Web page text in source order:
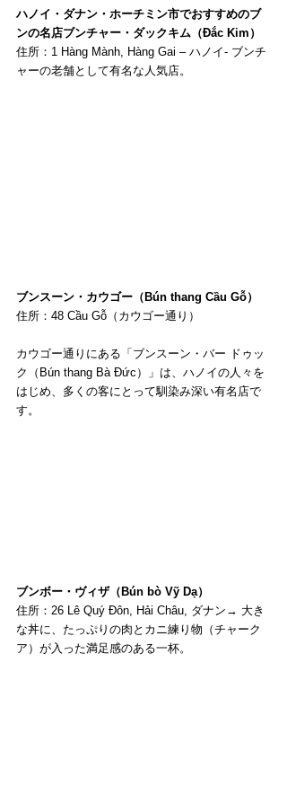
ハノイ・ダナン・ホーチミン市でおすすめのブ
ンの名店ブンチャー・ダックキム（Đắc Kim）
住所：1 Hàng Mành, Hàng Gai – ハノイ- ブンチ
ャーの老舗として有名な人気店。
ブンスーン・カウゴー（Bún thang Cầu Gỗ）
住所：48 Cầu Gỗ（カウゴー通り）
カウゴー通りにある「ブンスーン・バー ドゥッ
ク（Bún thang Bà Đức）」は、ハノイの人々を
はじめ、多くの客にとって馴染み深い有名店で
す。
ブンボー・ヴィザ（Bún bò Vỹ Dạ）
住所：26 Lê Quý Đôn, Hải Châu, ダナン→ 大き
な丼に、たっぷりの肉とカニ練り物（チャーク
ア）が入った満足感のある一杯。